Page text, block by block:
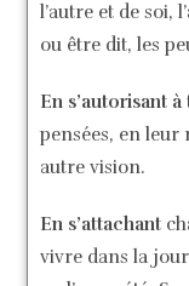
l’autre et de soi,
ou être dit, les
En s’autorisant
pensées, en
autre vision.
En s’attachant
vivre dans la